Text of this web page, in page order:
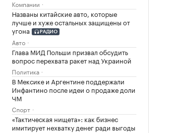
Компании
Названы китайские авто, которые
лучше и хуже остальных защищены от
угона
РАДИО
Авто
Глава МИД Польши призвал обсудить
вопрос перехвата ракет над Украиной
Политика
В Мексике и Аргентине поддержали
Инфантино после идеи о продаже доли
ЧМ
Спорт
«Тактическая нищета»: как бизнес
имитирует нехватку денег ради выгоды